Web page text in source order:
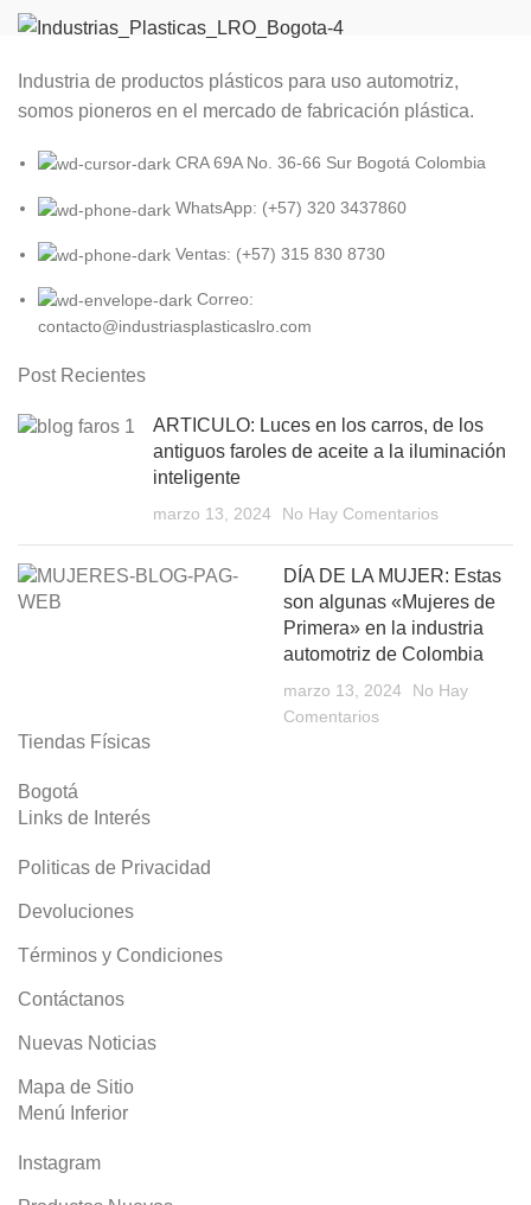
Industria de productos plásticos para uso automotriz,
somos pioneros en el mercado de fabricación plástica.
CRA 69A No. 36-66 Sur Bogotá Colombia
WhatsApp: (+57) 320 3437860
Ventas: (+57) 315 830 8730
Correo:
contacto@industriasplasticaslro.com
Post Recientes
ARTICULO: Luces en los carros, de los
antiguos faroles de aceite a la iluminación
inteligente
marzo 13, 2024 No Hay Comentarios
DÍA DE LA MUJER: Estas
son algunas «Mujeres de
Primera» en la industria
automotriz de Colombia
marzo 13, 2024
No Hay
Comentarios
Tiendas Físicas
Bogotá
Links de Interés
Politicas de Privacidad
Devoluciones
Términos y Condiciones
Contáctanos
Nuevas Noticias
Mapa de Sitio
Menú Inferior
Instagram